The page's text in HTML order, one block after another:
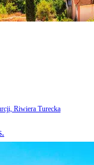
Riwiera Turecka